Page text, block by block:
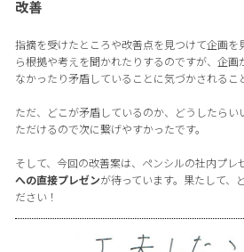
改善
指摘を受けたところや改善点を見つけて企画を
ら根拠や考えを聞かれたりするのですが、企画
なかったり矛盾していることに気づかされるこ
ただ、どこが矛盾しているのか、どうしたらい
ただけるので次に繋げやすかったです。
そして、今回の改善案は、ペンシルの社内プレ
への直接プレゼンが待っています。果たして、
ださい！